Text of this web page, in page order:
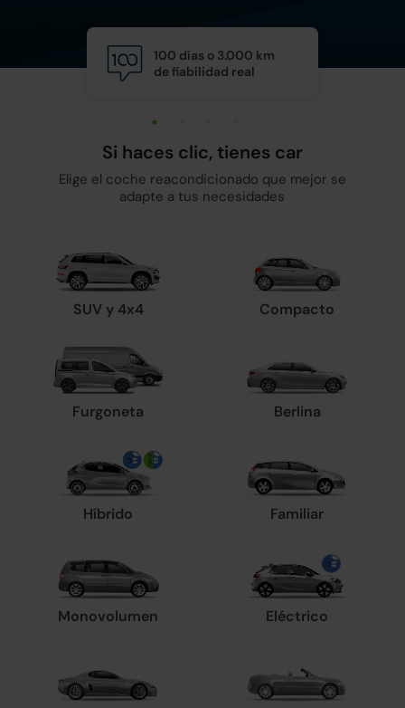
100 días o 3.000 km
de fiabilidad real
y
Si haces clic, tienes car
Elige el coche reacondicionado que mejor se
adapte a tus necesidades
SUV y 4x4 Compacto
Furgoneta Berlina
Híbrido Familiar
Monovolumen Eléctrico